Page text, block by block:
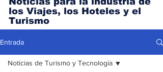
los Viajes, los Hoteles y el
Turismo
Entrada
Noticias de Turismo y Tecnología